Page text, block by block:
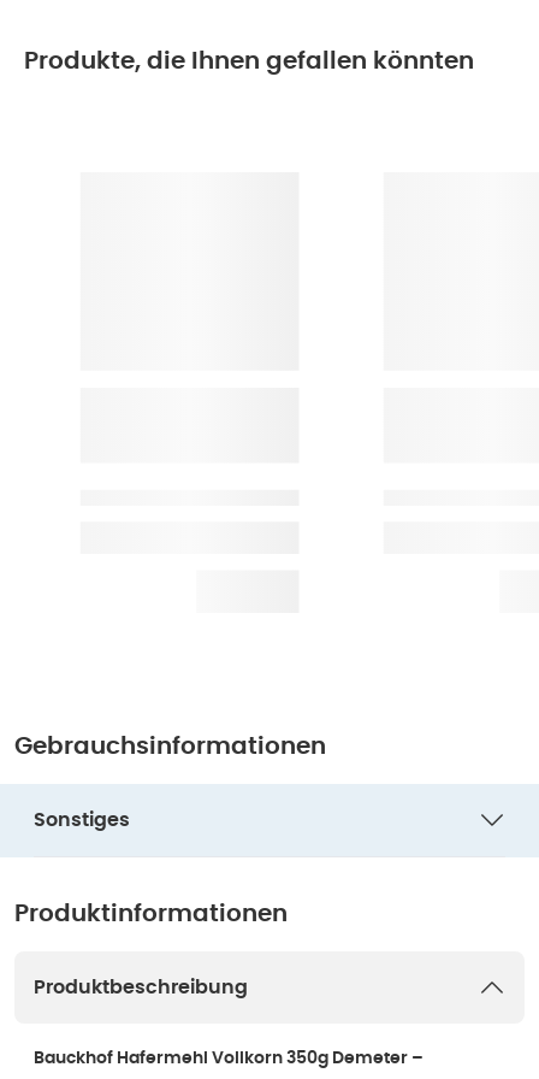
Produkte, die Ihnen gefallen könnten
Gebrauchsinformationen
Sonstiges
Produktinformationen
Produktbeschreibung
Bauckhof Hafermehl Vollkorn 350g Demeter –